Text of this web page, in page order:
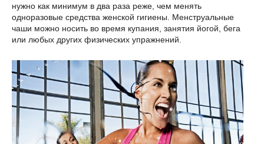
нужно как минимум в два раза реже, чем менять
одноразовые средства женской гигиены. Менструальные
чаши можно носить во время купания, занятия йогой, бега
или любых других физических упражнений.